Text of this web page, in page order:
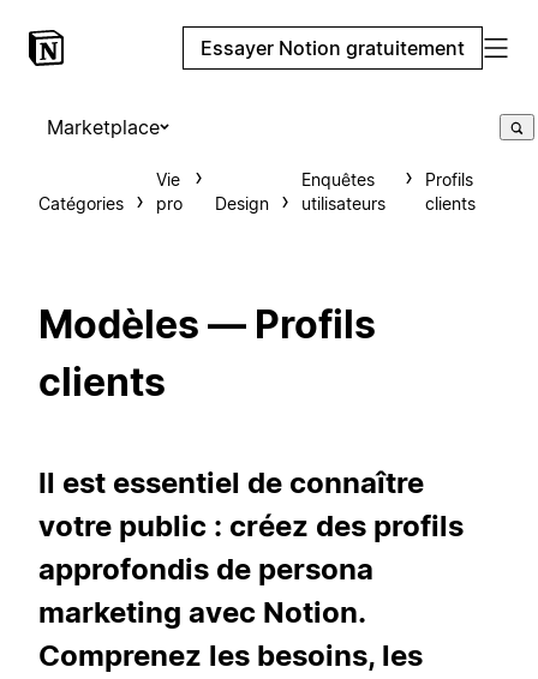
Essayer Notion gratuitement
Marketplace
Catégories
Vie
pro
Design
Enquêtes
utilisateurs
Profils
clients
Modèles — Profils
clients
Il est essentiel de connaître
votre public : créez des profils
approfondis de persona
marketing avec Notion.
Comprenez les besoins, les